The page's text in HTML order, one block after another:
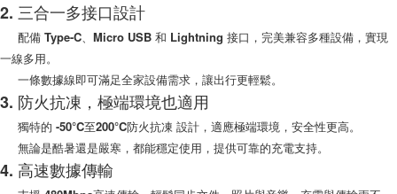
後付繳納相關費用。
※ 交易是否成功請以「AFTEE先享後付 」之結帳頁面顯示為準，若有關於
是否繳費成功／繳費後需取消欲退款等相關疑問，請聯繫「AFTEE先享後付
客戶支援中心」
【注意事項】
１．透過由恩沛科技股份有限公司提供之「AFTEE先享後付」服務完成之交
易，需依本服務之必要範圍內提供個人資料，並將交易相關給付款項請求債
權轉讓予恩沛科技股份有限公司。
２．關於個人資料處理事宜，請瀏覽以下網址：
https://aftee.tw/terms/#terms3
(郵局)離島宅配
每筆NT$200，滿NT$1,500(含以上)免運費
2. 三合一多接口設計
配備 Type-C、Micro USB 和 Lightning 接口，完美兼容多種設備，實現
一線多用。
一條數據線即可滿足全家設備需求，讓出行更輕鬆。
3. 防火抗凍，極端環境也適用
獨特的 -50°C至200°C防火抗凍 設計，適應極端環境，安全性更高。
無論是酷暑還是嚴寒，都能穩定使用，提供可靠的充電支持。
4. 高速數據傳輸